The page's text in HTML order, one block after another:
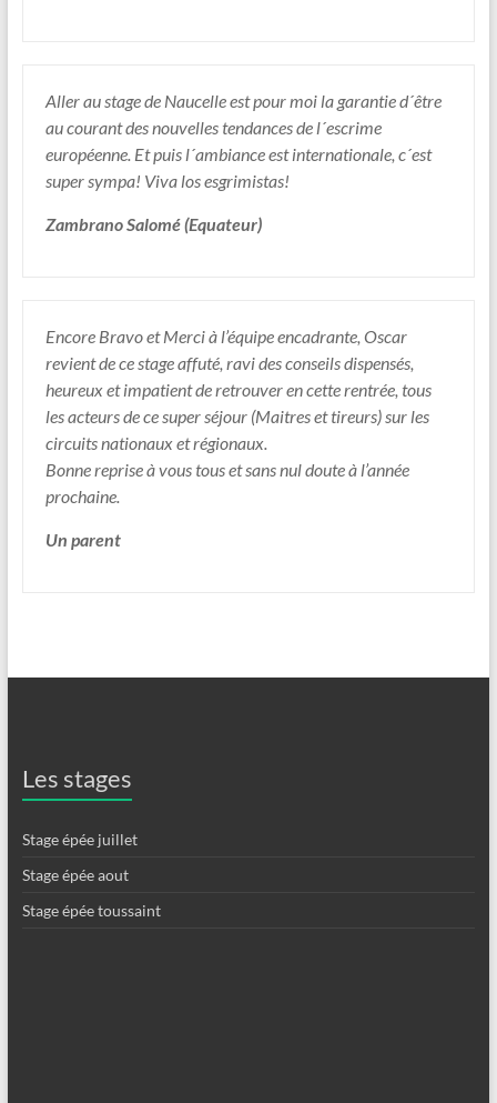
Aller au stage de Naucelle est pour moi la garantie d´être
au courant des nouvelles tendances de l´escrime
européenne. Et puis l´ambiance est internationale, c´est
super sympa! Viva los esgrimistas!
Zambrano Salomé (Equateur)
Encore Bravo et Merci à l’équipe encadrante, Oscar
revient de ce stage affuté, ravi des conseils dispensés,
heureux et impatient de retrouver en cette rentrée, tous
les acteurs de ce super séjour (Maitres et tireurs) sur les
circuits nationaux et régionaux.
Bonne reprise à vous tous et sans nul doute à l’année
prochaine.
Un parent
Les stages
Stage épée juillet
Stage épée aout
Stage épée toussaint